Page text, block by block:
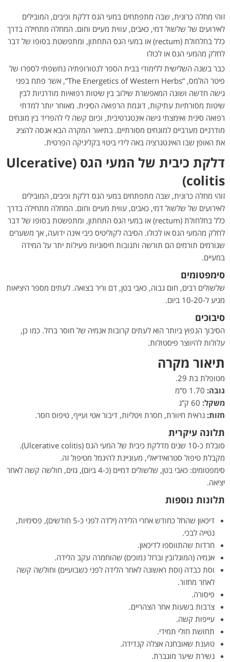
זוהי מחלה כרונית, שבה מתפתחים במעי הגס דלקת וכיבים, המובילים
לאירועים של שלשול דמי, כאבים, עווית מעיים וחום. המחלה מתחילה בדרך
כלל בחלחולת (rectum) או במעי הגס התחתון, ומתפשטת בסופו של דבר
לחלק מהמעי הגס או לכולו
כבר בשנה השלישית ללימודי בבית הספר לנטורופתיה נחשפתי לספרו של
פיטר הולמס, “The Energetics of Western Herbs”, אשר פתח בפני
גישה חדשה ושונה המאפשרת שילוב בין שיטות רפואיות מודרניות לבין
שיטות מסורתיות עתיקות, דוגמת הרפואה הסינית. מאוחר יותר למדתי
רפואה סינית ואימצתי גישה אינטגרטיבית, וכיום קשה לי להפריד בין מונחים
מודרניים מערביים למונחים מסורתיים. בתיאור המקרה הבא אנסה להציג
את האופן שבו האינטגרציה באה לידי ביטוי בקליניקה הפרטית.
דלקת כיבית של המעי הגס (Ulcerative
colitis)
זוהי מחלה כרונית, שבה מתפתחים במעי הגס דלקת וכיבים, המובילים
לאירועים של שלשול דמי, כאבים, עווית מעיים וחום. המחלה מתחילה בדרך
כלל בחלחולת (rectum) או במעי הגס התחתון, ומתפשטת בסופו של דבר
לחלק מהמעי הגס או לכולו. הסיבה לקוליטיס כיבי אינה ידועה, אך משערים
שגורמים תורמים הם תורשה ותגובות חיסוניות פעילוֹת יתר על המידה
במעיים.
סימפטומים
שלשולים רבים, חום גבוה, כאבי בטן, דם וריר בצואה. לעתים מספר היציאות
מגיע ל-10-20 ביום.
סיבוכים
הסיבוך הנפוץ ביותר הוא לעתים קרובות אנמיה של חוסר ברזל. כמו כן,
עלולות להיווצר פיסטולות.
תיאור מקרה
מטופלת בת 29.
גובה:
משקל:
חזות: נראית חיוורת, חסרת ויטליות, דיבור אטי ועייף, טיפוס חסר.
תלונה עיקרית
סובלת כ-10 שנים מדלקת כיבית של המעי הגס (Ulcerative colitis).
מקבלת טיפול סטרואידיאלי, מעוניינת להיגמל מטיפול זה.
סימפטומים: כאבי בטן, שלשולים דמיים (כ-4 ביום), גזים, חולשה קשה לאחר
יציאה.
תלונות נוספות
דיכאון שהחל כחודש אחרי הלידה (ילדה לפני כ-5 חודשים), פסימיות,
נטייה לבכי.
חרדות שהתווספו לדיכאון.
אנמיה (המוגלובין וברזל נמוכים) שהוחמרה עקב הלידה.
וסת כבדה (וסת ראשונה לאחר הלידה לפני כשבועיים) וחולשה קשה
לאחר מחזור.
פיסורה.
צרבות בשעות אחר הצהריים.
עייפות קשה.
תחושת חולי תמידי.
טוענת שאובחנה אצלה קנדידה.
נשירת שיער מוגברת.